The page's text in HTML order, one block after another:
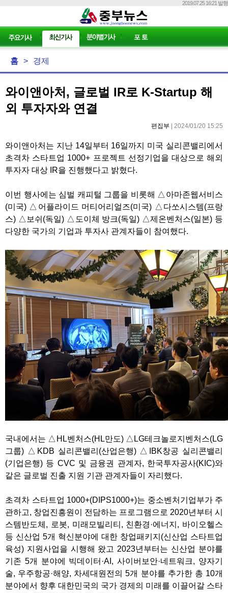
2019.07.25 16:21 발행
홈 > 경제
와이앤아처, 글로벌 IR로 K-Startup 해
외 투자자와 연결
편집부 | 2024/01/20 15:25
와이앤아처는 지난 14일부터 16일까지 미국 실리콘밸리에서
초격차 스타트업 1000+ 프로젝트 선정기업을 대상으로 해외
투자자 대상 IR을 진행했다고 밝혔다.
이번 행사에는 심벌 캐피털 그룹을 비롯해 △아마존웹서비스
(미국) △어플라이드 머티어리얼즈(미국) △다쏘시스템(프랑
스) △보쉬(독일) △도이체 방크(독일) △제온벤처스(일본) 등
다양한 국가의 기업과 투자사 관계자들이 참여했다.
국내에서는 △HL벤처스(HL만도) △LG테크놀로지벤처스(LG
그룹) △KDB 실리콘밸리(산업은행) △IBK창공 실리콘밸리
(기업은행) 등 CVC 및 금융권 관계자, 한국투자공사(KIC)와
같은 글로벌 진출 지원 기관 관계자들이 자리했다.
초격차 스타트업 1000+(DIPS1000+)는 중소벤처기업부가 주
관하고, 창업진흥원이 전담하는 프로그램으로 2020년부터 시
스템반도체, 로봇, 미래모빌리티, 친환경·에너지, 바이오헬스
등 신산업 5개 혁신분야에 대한 창업패키지(신산업 스타트업
육성) 지원사업을 시행해 왔고 2023년부터는 신산업 분야를
기존 5개 분야에 빅데이터·AI, 사이버보안·네트워크, 양자기
술, 우주항공·해양, 차세대원전의 5개 분야를 추가한 총 10개
분야에서 향후 대한민국의 국가 경제의 미래를 이끌어갈 스타